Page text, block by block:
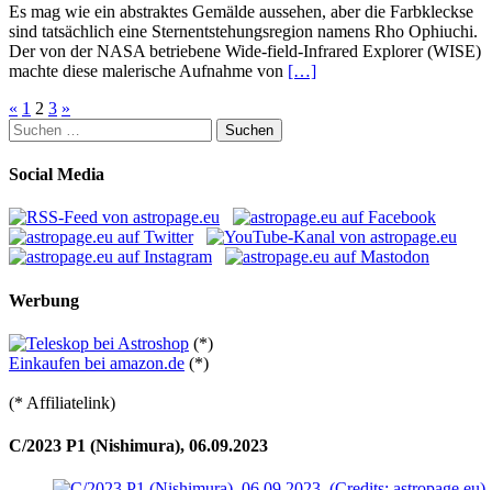
Es mag wie ein abstraktes Gemälde aussehen, aber die Farbkleckse
sind tatsächlich eine Sternentstehungsregion namens Rho Ophiuchi.
Der von der NASA betriebene Wide-field-Infrared Explorer (WISE)
machte diese malerische Aufnahme von […]
Seitennummerierung
der
Beiträge
« 1 2 3 »
Suchen
nach:
Social Media
Werbung
(*)
Einkaufen bei amazon.de (*)
(* Affiliatelink)
C/2023 P1 (Nishimura), 06.09.2023